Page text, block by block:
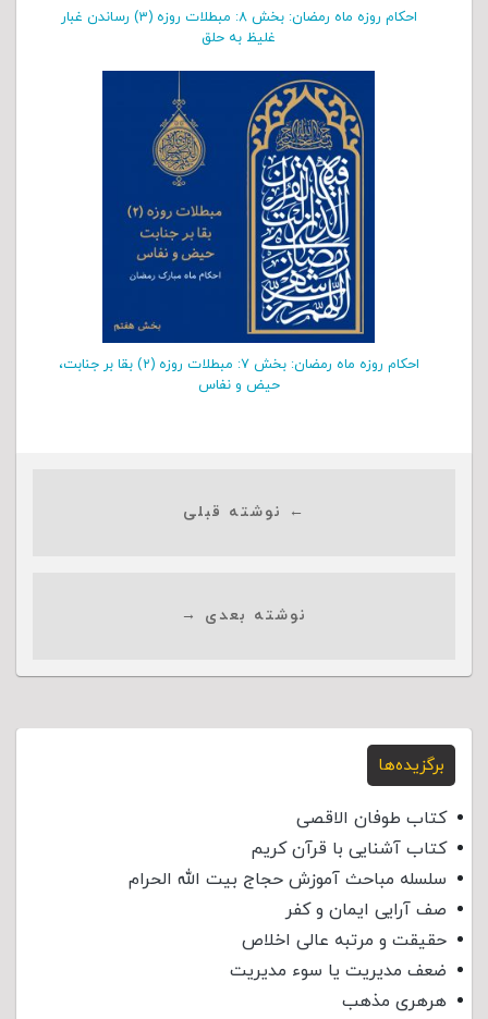
احکام روزه ماه رمضان: بخش ۸: مبطلات روزه (۳) رساندن غبار
غلیظ به حلق
احکام روزه ماه رمضان: بخش ۷: مبطلات روزه (۲) بقا بر جنابت،
حیض و نفاس
← نوشته قبلی
نوشته بعدی →
برگزیده‌ها
کتاب طوفان الاقصی
کتاب آشنایی با قرآن کریم
سلسله مباحث آموزش حجاج بیت الله الحرام
صف آرایی ایمان و کفر
حقیقت و مرتبه عالی اخلاص
ضعف مدیریت یا سوء مدیریت
هرهری مذهب